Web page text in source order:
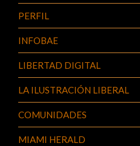
PERFIL
INFOBAE
LIBERTAD DIGITAL
LA ILUSTRACIÓN LIBERAL
COMUNIDADES
MIAMI HERALD